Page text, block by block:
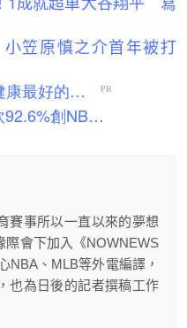
笠原慎之介首年被打
賽事所以一直以來的夢想
際會下加入《NOWNEWS
NBA、MLB等外電編譯，
也為日後的記者撰稿工作